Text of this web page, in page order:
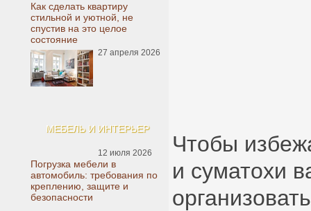
Как сделать квартиру
стильной и уютной, не
спустив на это целое
состояние
27 апреля 2026
МЕБЕЛЬ И ИНТЕРЬЕР
12 июля 2026
Погрузка мебели в
автомобиль: требования по
креплению, защите и
безопасности
Чтобы
и суматохи